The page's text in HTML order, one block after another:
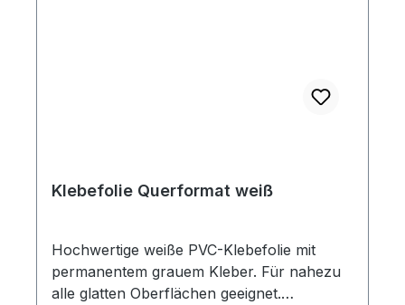
Klebefolie Querformat weiß
Hochwertige weiße PVC-Klebefolie mit
permanentem grauem Kleber. Für nahezu
alle glatten Oberflächen geeignet.